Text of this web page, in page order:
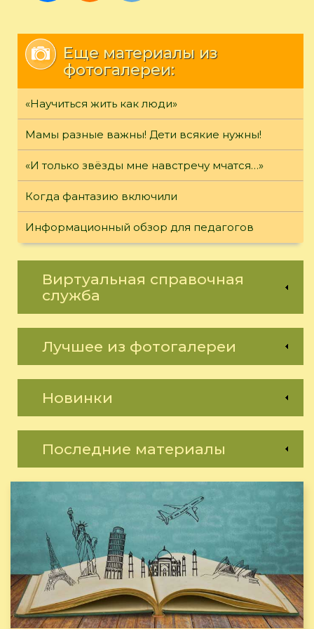
Еще материалы из
фотогалереи:
«Научиться жить как люди»
Мамы разные важны! Дети всякие нужны!
«И только звёзды мне навстречу мчатся…»
Когда фантазию включили
Информационный обзор для педагогов
Виртуальная справочная
служба
Лучшее из фотогалереи
Новинки
Последние материалы